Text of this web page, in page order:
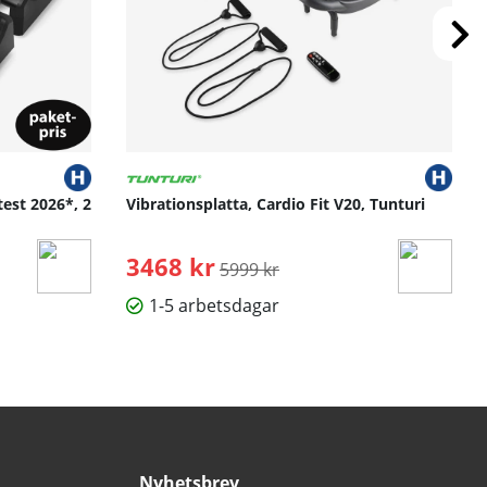
2026*, 2 Vibrationsplatta, Cardio Fit V20, Tunturi
3468 kr Ordinarie pris:
5999 kr
1-5 arbetsdagar